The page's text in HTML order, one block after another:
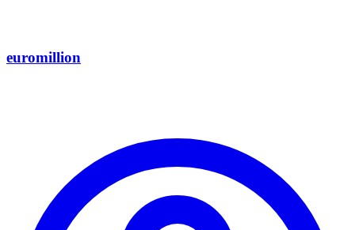
euromillion